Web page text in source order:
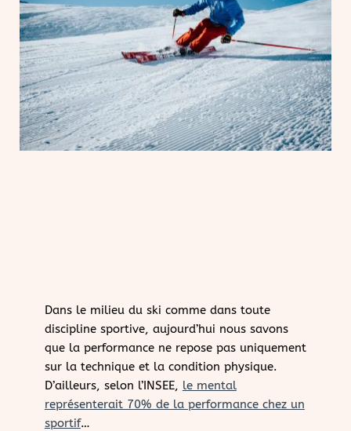
Dans le milieu du ski comme dans toute
discipline sportive, aujourd’hui nous savons
que la performance ne repose pas uniquement
sur la technique et la condition physique.
D’ailleurs, selon l’INSEE, le mental
représenterait 70% de la performance chez un
sportif…